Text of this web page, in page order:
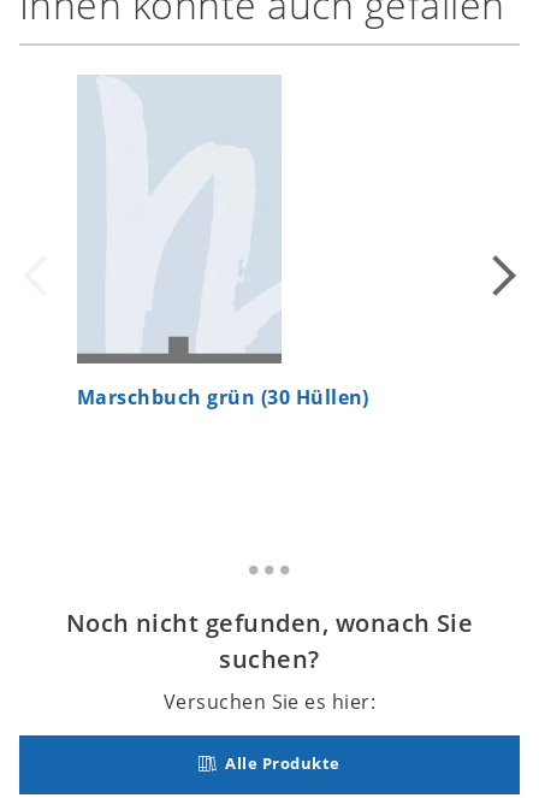
Marschbuch grün (30 Hüllen)
Noch nicht gefunden, wonach Sie
suchen?
Versuchen Sie es hier:
Alle Produkte